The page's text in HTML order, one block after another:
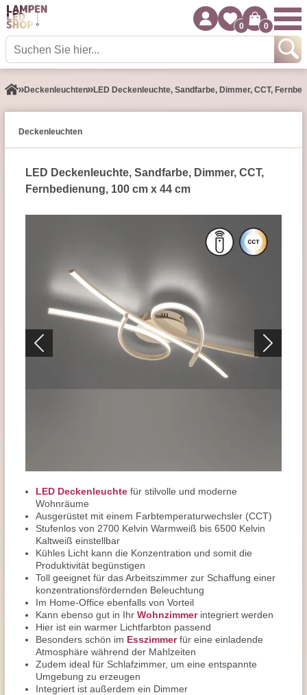
0 0
Decken­leuchten LED Deckenleuchte, Sandfarbe, Dimmer, CCT,
Decken­leuchten
LED Deckenleuchte, Sandfarbe, Dimmer, CCT,
Fernbedienung, 100 cm x 44 cm
LED Deckenleuchte für stilvolle und moderne
Wohnräume
Ausgerüstet mit einem Farbtemperaturwechsler (CCT)
Stufenlos von 2700 Kelvin Warmweiß bis 6500 Kelvin
Kaltweiß einstellbar
Kühles Licht kann die Konzentration und somit die
Produktivität begünstigen
Toll geeignet für das Arbeitszimmer zur Schaffung einer
konzentrationsfördernden Beleuchtung
Im Home-Office ebenfalls von Vorteil
Kann ebenso gut in Ihr Wohnzimmerintegriert werden
Hier ist ein warmer Lichtfarbton passend
Besonders schön im Esszimmerfür eine einladende
Atmosphäre während der Mahlzeiten
Zudem ideal für Schlafzimmer, um eine entspannte
Umgebung zu erzeugen
Integriert ist außerdem ein Dimmer